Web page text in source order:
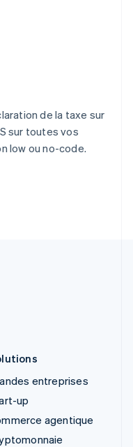
de la taxe sur
sur toutes vos
low ou no-code.
entreprises
up
agentique